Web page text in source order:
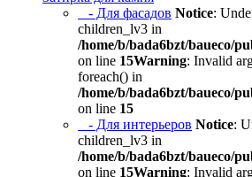
- Для фасадов Notice:
children_lv3 in
/home/b/bada6bzt/baueco/
on line 15Warning: Invalid
foreach() in
/home/b/bada6bzt/baueco/
on line 15
- Для интерьеров Notice:
children_lv3 in
/home/b/bada6bzt/baueco/
on line 15Warning: Invalid